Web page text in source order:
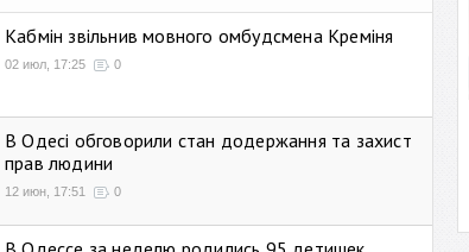
Кабмін звільнив мовного омбудсмена Креміня
02 июл, 17:25 0
В Одесі обговорили стан додержання та захист
прав людини
12 июн, 17:51 0